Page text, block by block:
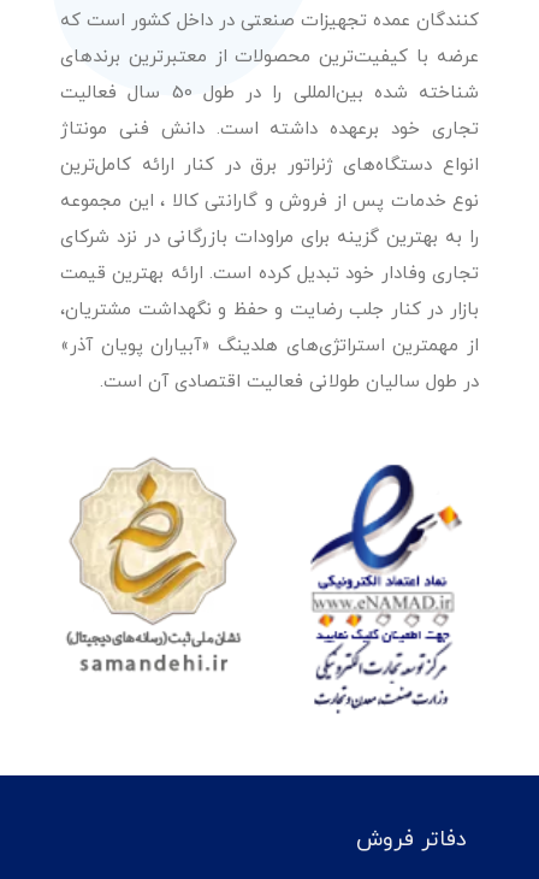
کنندگان عمده تجهیزات صنعتی در داخل کشور است که
عرضه با کیفیت‌ترین محصولات از معتبرترین برندهای
شناخته شده بین‌المللی را در طول 50 سال فعالیت
تجاری خود برعهده داشته است. دانش فنی مونتاژ
انواع دستگاه‌های ژنراتور برق در کنار ارائه کامل‌ترین
نوع خدمات پس از فروش و گارانتی کالا ، این مجموعه
را به بهترین گزینه برای مراودات بازرگانی در نزد شرکای
تجاری وفادار خود تبدیل کرده است. ارائه بهترین قیمت
بازار در کنار جلب رضایت و حفظ و نگهداشت مشتریان،
از مهمترین استراتژی‌های هلدینگ «آبیاران پویان آذر»
در طول سالیان طولانی فعالیت اقتصادی آن است.
دفاتر فروش